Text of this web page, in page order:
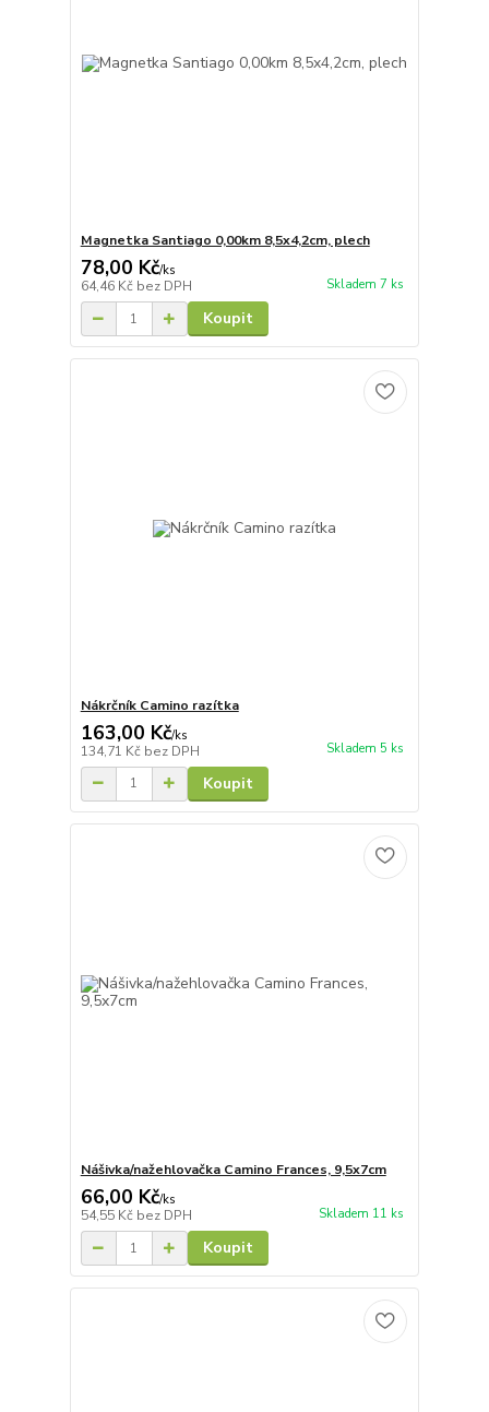
Magnetka Santiago 0,00km 8,5x4,2cm, plech
78,00 Kč/ks
64,46 Kč bez DPH Skladem 7 ks
Koupit
Nákrčník Camino razítka
163,00 Kč/ks
134,71 Kč bez DPH Skladem 5 ks
Koupit
Nášivka/nažehlovačka Camino Frances, 9,5x7cm
66,00 Kč/ks
54,55 Kč bez DPH Skladem 11 ks
Koupit